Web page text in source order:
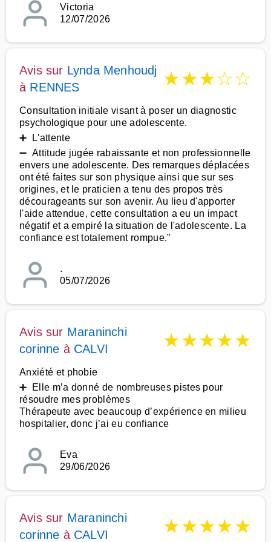
Victoria
12/07/2026
Avis sur Lynda Menhoudj
à RENNES ★★★☆☆
Consultation initiale visant à poser un diagnostic
psychologique pour une adolescente.
➕ L'attente
➖ Attitude jugée rabaissante et non professionnelle
envers une adolescente. Des remarques déplacées
ont été faites sur son physique ainsi que sur ses
origines, et le praticien a tenu des propos très
décourageants sur son avenir. Au lieu d'apporter
l'aide attendue, cette consultation a eu un impact
négatif et a empiré la situation de l'adolescente. La
confiance est totalement rompue."
.
05/07/2026
Avis sur Maraninchi
corinne à CALVI ★★★★★
Anxiété et phobie
➕ Elle m’a donné de nombreuses pistes pour
résoudre mes problèmes
Thérapeute avec beaucoup d’expérience en milieu
hospitalier, donc j’ai eu confiance
Eva
29/06/2026
Avis sur Maraninchi
corinne à CALVI ★★★★★